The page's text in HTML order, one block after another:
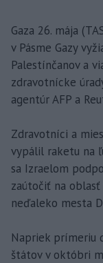
Gaza 26. mája
v Pásme Gazy
Palestínčanov a
zdravotnícke
agentúr AFP a
Zdravotníci a
vypálil raketu na
sa Izraelom
zaútočiť na
neďaleko mesta
Napriek prímeriu
štátov v októbri